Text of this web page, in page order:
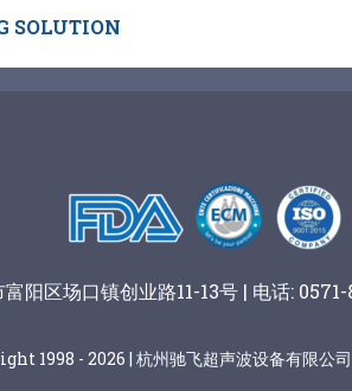
SOLUTION
阳区场口镇创业路11-13号 | 电话:
1998 - 2026 | 杭州驰飞超声波设备有限公